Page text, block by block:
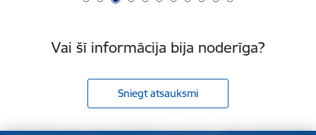
Vai šī informācija bija noderīga?
Sniegt atsauksmi